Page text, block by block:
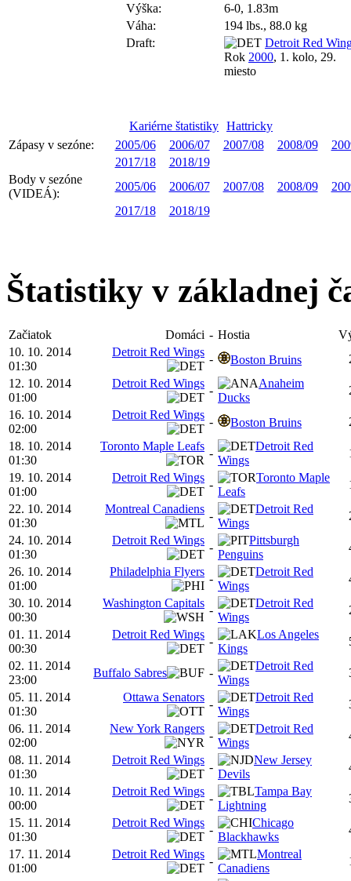
Výška:
6-0, 1.83m
Váha:
194 lbs., 88.0 kg
Draft:
Detroit Red
Rok 2000, 1. kolo, 29.
miesto
Kariérne štatistiky Hattricky
Zápasy v sezóne:
2005/06 2006/07 2007/08 2008/09
2017/18
2018/19
Body v sezóne
(VIDEÁ):
2005/06 2006/07 2007/08 2008/09
2017/18
2018/19
Štatistiky v základnej
Začiatok Domáci - Hostia
10. 10. 2014
01:30
Detroit Red Wings
- Boston Bruins
12. 10. 2014
01:00
Detroit Red Wings
-
Anaheim
Ducks
16. 10. 2014
02:00
Detroit Red Wings
- Boston Bruins
18. 10. 2014
01:30
Toronto Maple Leafs
-
Detroit Red
Wings
19. 10. 2014
01:00
Detroit Red Wings
-
Toronto Maple
Leafs
22. 10. 2014
01:30
Montreal Canadiens
-
Detroit Red
Wings
24. 10. 2014
01:30
Detroit Red Wings
-
Pittsburgh
Penguins
26. 10. 2014
01:00
Philadelphia Flyers
-
Detroit Red
Wings
30. 10. 2014
00:30
Washington Capitals
-
Detroit Red
Wings
01. 11. 2014
00:30
Detroit Red Wings
-
Los Angeles
Kings
02. 11. 2014
23:00
Buffalo Sabres -
Detroit Red
Wings
05. 11. 2014
01:30
Ottawa Senators
-
Detroit Red
Wings
06. 11. 2014
02:00
New York Rangers
-
Detroit Red
Wings
08. 11. 2014
01:30
Detroit Red Wings
-
New Jersey
Devils
10. 11. 2014
00:00
Detroit Red Wings
-
Tampa Bay
Lightning
15. 11. 2014
01:30
Detroit Red Wings
-
Chicago
Blackhawks
17. 11. 2014
01:00
Detroit Red Wings
-
Montreal
Canadiens